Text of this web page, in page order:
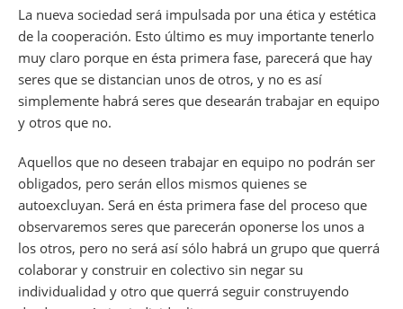
La nueva sociedad será impulsada por una ética y estética
de la cooperación. Esto último es muy importante tenerlo
muy claro porque en ésta primera fase, parecerá que hay
seres que se distancian unos de otros, y no es así
simplemente habrá seres que desearán trabajar en equipo
y otros que no.
Aquellos que no deseen trabajar en equipo no podrán ser
obligados, pero serán ellos mismos quienes se
autoexcluyan. Será en ésta primera fase del proceso que
observaremos seres que parecerán oponerse los unos a
los otros, pero no será así sólo habrá un grupo que querrá
colaborar y construir en colectivo sin negar su
individualidad y otro que querrá seguir construyendo